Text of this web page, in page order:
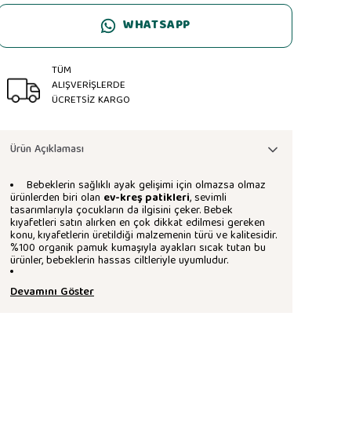
WHATSAPP
TÜM
ALIŞVERİŞLERDE
ÜCRETSİZ KARGO
Ürün Açıklaması
Bebeklerin sağlıklı ayak gelişimi için olmazsa olmaz
ürünlerden biri olan ev-kreş patikleri, sevimli
tasarımlarıyla çocukların da ilgisini çeker. Bebek
kıyafetleri satın alırken en çok dikkat edilmesi gereken
konu, kıyafetlerin üretildiği malzemenin türü ve kalitesidir.
%100 organik pamuk kumaşıyla ayakları sıcak tutan bu
ürünler, bebeklerin hassas ciltleriyle uyumludur.
Devamını Göster